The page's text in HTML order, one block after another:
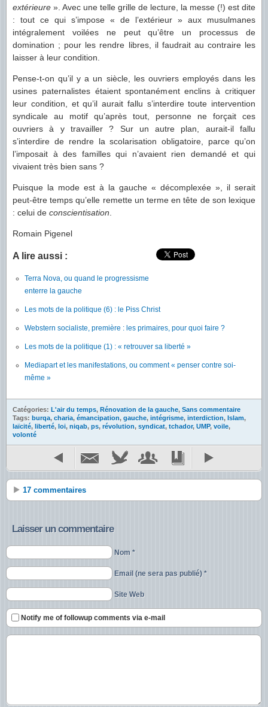
extérieure ». Avec une telle grille de lecture, la messe (!) est dite
: tout ce qui s’impose « de l’extérieur » aux musulmanes
intégralement voilées ne peut qu’être un processus de
domination ; pour les rendre libres, il faudrait au contraire les
laisser à leur condition.
Pense-t-on qu’il y a un siècle, les ouvriers employés dans les
usines paternalistes étaient spontanément enclins à critiquer
leur condition, et qu’il aurait fallu s’interdire toute intervention
syndicale au motif qu’après tout, personne ne forçait ces
ouvriers à y travailler ? Sur un autre plan, aurait-il fallu
s’interdire de rendre la scolarisation obligatoire, parce qu’on
l’imposait à des familles qui n’avaient rien demandé et qui
vivaient très bien sans ?
Puisque la mode est à la gauche « décomplexée », il serait
peut-être temps qu’elle remette un terme en tête de son lexique
: celui de conscientisation
Romain Pigenel
A lire aussi :
Terra Nova, ou quand le progressisme
enterre la gauche
Les mots de la politique (6) : le Piss Christ
Webstern socialiste, première : les primaires, pour quoi faire ?
Les mots de la politique (1) : « retrouver sa liberté »
Mediapart et les manifestations, ou comment « penser contre soi-
même »
Catégories: L'air du temps, Rénovation de la gauche, Sans commentaire
Tags: burqa, charia, émancipation, gauche, intégrisme, interdiction, Islam,
laïcité, liberté, loi, niqab, ps, révolution, syndicat, tchador, UMP, voile,
volonté
17 commentaires
Laisser un commentaire
Nom *
Email (ne sera pas publié) *
Site Web
Notify me of followup comments via e-mail